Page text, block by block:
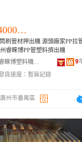
刷管材押出機 源頭廠家PP拉
睿睞博PP管塑料擠出機
廣州睿睞博塑料機械有限公司
9
貨速度： 暫無記錄
州市番禺區